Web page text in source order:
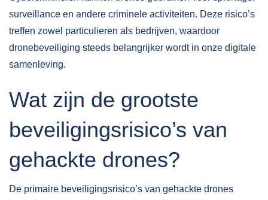
surveillance en andere criminele activiteiten. Deze risico’s
treffen zowel particulieren als bedrijven, waardoor
dronebeveiliging steeds belangrijker wordt in onze digitale
samenleving.
Wat zijn de grootste
beveiligingsrisico’s van
gehackte drones?
De primaire beveiligingsrisico’s van gehackte drones